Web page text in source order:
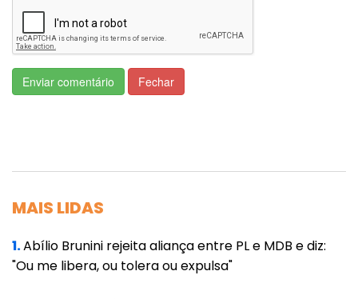
Enviar comentário Fechar
MAIS LIDAS
1.Abílio Brunini rejeita aliança entre PL e MDB e diz:
"Ou me libera, ou tolera ou expulsa"